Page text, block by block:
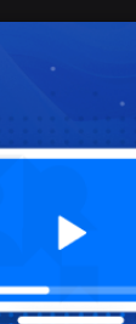
na voz de
na voz de